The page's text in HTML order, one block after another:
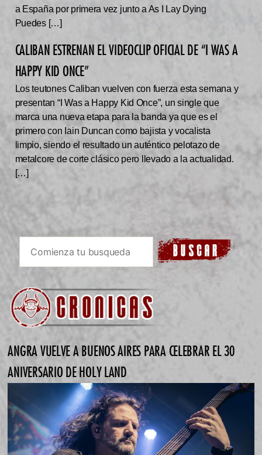
a España por primera vez junto a As I Lay Dying
Puedes […]
CALIBAN ESTRENAN EL VIDEOCLIP OFICIAL DE “I WAS A
HAPPY KID ONCE”
Los teutones Caliban vuelven con fuerza esta semana y
presentan “I Was a Happy Kid Once”, un single que
marca una nueva etapa para la banda ya que es el
primero con Iain Duncan como bajista y vocalista
limpio, siendo el resultado un auténtico pelotazo de
metalcore de corte clásico pero llevado a la actualidad.
[…]
ANGRA VUELVE A BUENOS AIRES PARA CELEBRAR EL 30
ANIVERSARIO DE HOLY LAND